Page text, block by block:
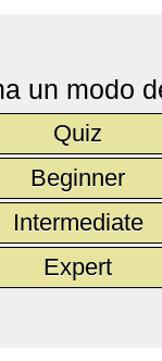
un modo
Quiz
Beginner
Intermediate
Expert